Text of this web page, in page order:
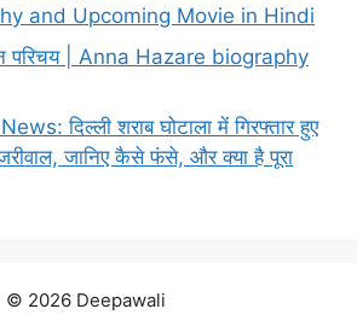
and Upcoming Movie in Hindi
परिचय | Anna Hazare biography
दिल्ली शराब घोटाला में गिरफ्तार हुए
जानिए कैसे फंसे, और क्या है पूरा
© 2026 Deepawali